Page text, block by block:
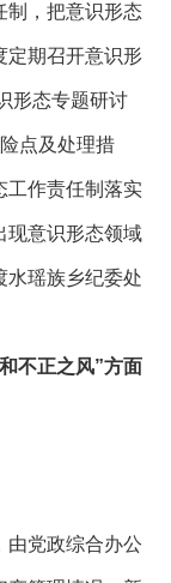
制，把意识形态
定期召开意识形
形态专题研讨
点及处理措
工作责任制落实
现意识形态领域
水瑶族乡纪委处
不正之风”方面
党政综合办公